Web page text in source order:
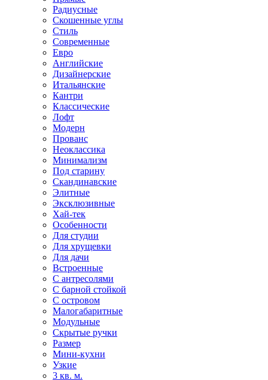
Радиусные
Скошенные углы
Стиль
Современные
Евро
Английские
Дизайнерские
Итальянские
Кантри
Классические
Лофт
Модерн
Прованс
Неоклассика
Минимализм
Под старину
Скандинавские
Элитные
Эксклюзивные
Хай-тек
Особенности
Для студии
Для хрущевки
Для дачи
Встроенные
С антресолями
С барной стойкой
С островом
Малогабаритные
Модульные
Скрытые ручки
Размер
Мини-кухни
Узкие
3 кв. м.